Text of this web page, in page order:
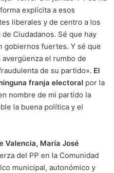
explícita a esos
liberales y de centro a los
Ciudadanos. Sé que hay
gobiernos fuertes. Y sé que
avergüenza el rumbo de
de su partido». El
franja electoral por la
nombre de mi partido la
la buena política y el
Valencia, María José
del PP en la Comunidad
municipal, autonómico y